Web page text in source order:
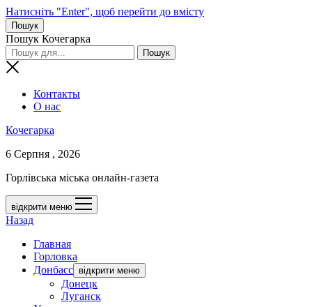
Натисніть "Enter", щоб перейти до вмісту
Пошук
Пошук Кочегарка
Контакты
О нас
Кочегарка
6 Серпня , 2026
Горлівська міська онлайн-газета
відкрити меню
Назад
Главная
Горловка
Донбасс відкрити меню
Донецк
Луганск